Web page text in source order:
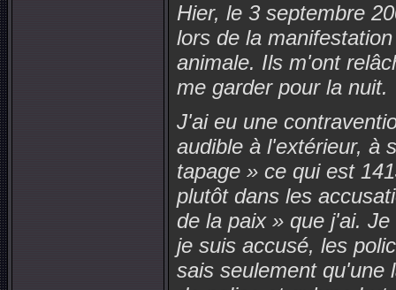
Hier, le 3 septembre
lors de la
animale. Ils m'ont
me garder pour la nuit.
J'ai eu une
audible à l'extérieur, à
tapage » ce qui est
plutôt dans les
de la paix » que j'ai.
je suis accusé, les
sais seulement qu'une